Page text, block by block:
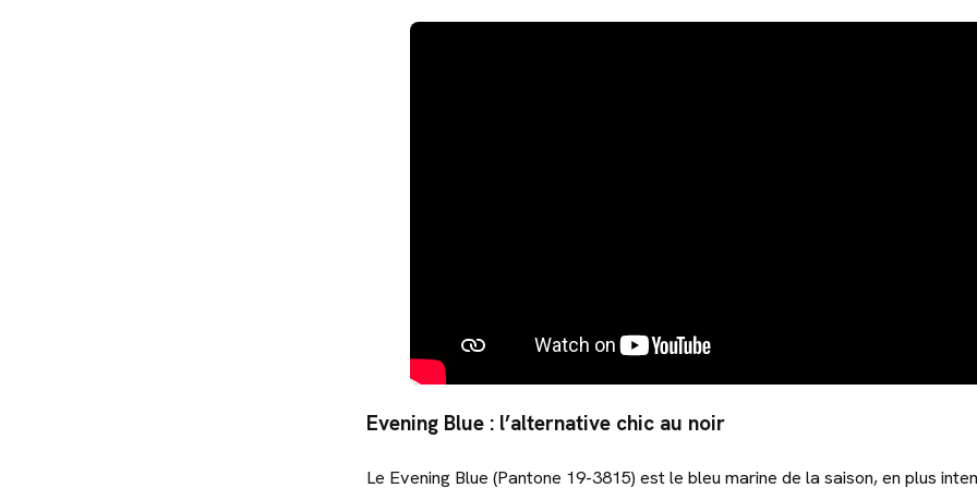
Evening Blue : l’alternative chic au noir
Le Evening Blue (Pantone 19-3815) est le bleu marine de la saison, en plus